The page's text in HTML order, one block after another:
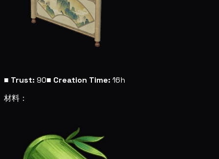
■ Trust: 90■ Creation Time: 16h
材料：